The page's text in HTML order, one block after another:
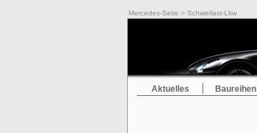
Mercedes-Seite > Schwerlast-Lkw
Aktuelles Baureihen